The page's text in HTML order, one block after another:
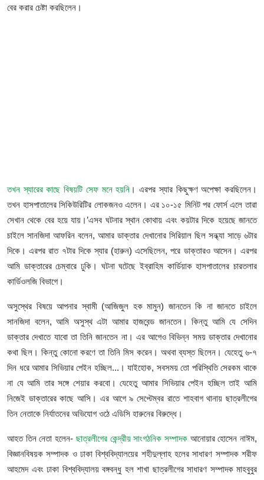
বের করার চেষ্টা করছিলেন।
তখন স্যারের কাছে বিষয়টি সেফ মনে হয়নি । এরপর স্যার কিছুক্ষণ অপেক্ষা করছিলেন।
তখন হাসপাতালের সিকিউরিটির লোকজনও এলেন। এর ১০-১৫ মিনিট পর ফোর্স এলে তারা
সেখান থেকে বের হয়ে যায়।’এসব ঘটনার স্থান কোথায় এবং কয়টার দিকে হয়েছে জানতে
চাইলে সানজিদা আফরিন বলেন, আমার ডাক্তার দেখানোর সিরিয়াল ছিল সন্ধ্যা সাড়ে ৬টার
দিকে। এরপর রাত ৭টার দিকে স্যার (হারুন) এসেছিলেন, পরে ডাক্তারও আসেন। এরপর
আমি ডাক্তারের চেম্বারে ঢুকি। ঘটনা ঘটেছে ইব্রাহিম কার্ডিয়াক হাসপাতালের চারতলার
কার্ডিওলজি বিভাগে।
অসুস্থের বিষয়ে আপনার স্বামী (আজিজুল হক মামুন) জানতেন কি না জানতে চাইলে
সানজিদা বলেন, আমি অসুস্থ এটা আমার হাজবেন্ড জানতেন। কিন্তু আমি যে সেদিন
ডাক্তার দেখাতে যাবো তা তিনি জানতেন না। এর আগেও বিভিন্ন সময় ডাক্তার দেখানোর
কথা ছিল। কিন্তু কোনো করণে তা তিনি মিস করেন। অথবা ব্যস্ত ছিলেন। যেহেতু ৬-৭
দিন ধরে আমার সিভিয়ার পেইন হচ্ছিল...। যাইহোক, সবসময় তো পরিস্থিতি সেরকম থাকে
না যে আমি তার সঙ্গে শেয়ার করবো। যেহেতু আমার সিভিয়ার পেইন হচ্ছিল তাই আমি
নিজেই ডাক্তারের কাছে আসি। এর আগে ৯ সেপ্টেম্বর রাতে শাহবাগ থানায় ছাত্রলীগের
তিন নেতাকে নির্যাতনের অভিযোগ ওঠে এডিসি হারুনের বিরুদ্ধে।
আহত তিন নেতা হলেন- ছাত্রলীগের কেন্দ্রীয় সাংগঠনিক সম্পাদক আনোয়ার হোসেন নাঈম,
বিজ্ঞানবিষয়ক সম্পাদক ও ঢাকা বিশ্ববিদ্যালয়ের শহীদুল্লাহ হলের সাধারণ সম্পাদক শরীফ
আহমেদ এবং ঢাকা বিশ্ববিদ্যালয় বঙ্গবন্ধু হল শাখা ছাত্রলীগের সাধারণ সম্পাদক মাহবুবুর